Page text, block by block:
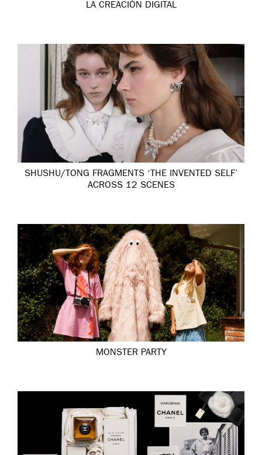
LA CREACIÓN DIGITAL
SHUSHU/TONG FRAGMENTS ‘THE INVENTED SELF’
ACROSS 12 SCENES
MONSTER PARTY